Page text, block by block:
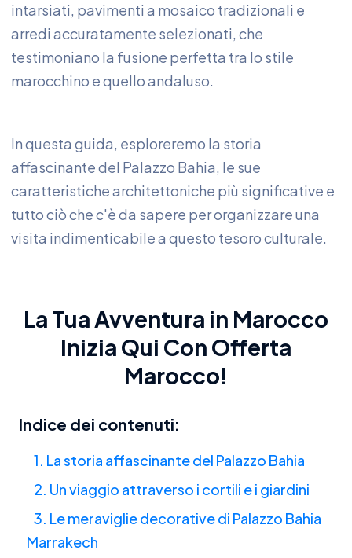
intarsiati, pavimenti a mosaico tradizionali e
arredi accuratamente selezionati, che
testimoniano la fusione perfetta tra lo stile
marocchino e quello andaluso.
In questa guida, esploreremo la storia
affascinante del Palazzo Bahia, le sue
caratteristiche architettoniche più significative e
tutto ciò che c'è da sapere per organizzare una
visita indimenticabile a questo tesoro culturale.
La Tua Avventura in Marocco
Inizia Qui Con Offerta
Marocco!
Indice dei contenuti:
1. La storia affascinante del Palazzo Bahia
2. Un viaggio attraverso i cortili e i giardini
3. Le meraviglie decorative di Palazzo Bahia
Marrakech